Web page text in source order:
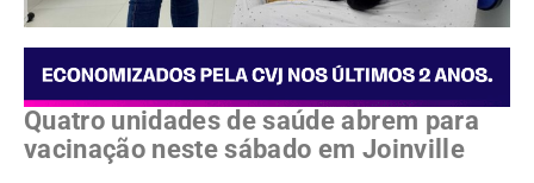
Quatro unidades de saúde abrem para
vacinação neste sábado em Joinville